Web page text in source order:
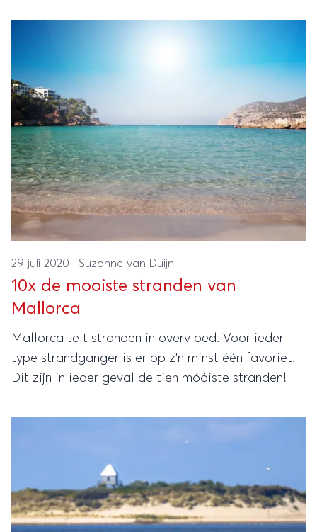
29 juli 2020 · Suzanne van Duijn
10x de mooiste stranden van
Mallorca
Mallorca telt stranden in overvloed. Voor ieder
type strandganger is er op z’n minst één favoriet.
Dit zijn in ieder geval de tien móóiste stranden!